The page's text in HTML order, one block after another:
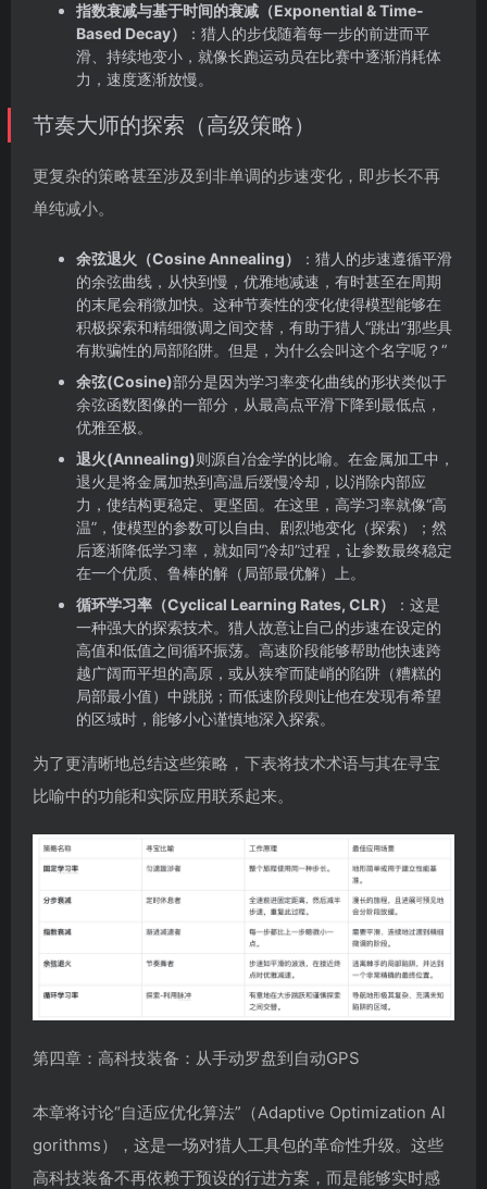
指数衰减与基于时间的衰减（Exponential & Time-
Based Decay）
：猎人的步伐随着每一步的前进而平
滑、持续地变小，就像长跑运动员在比赛中逐渐消耗体
力，速度逐渐放慢。
节奏大师的探索（高级策略）
更复杂的策略甚至涉及到非单调的步速变化，即步长不再
单纯减小。
余弦退火（Cosine Annealing）
：猎人的步速遵循平滑
的余弦曲线，从快到慢，优雅地减速，有时甚至在周期
的末尾会稍微加快。这种节奏性的变化使得模型能够在
积极探索和精细微调之间交替，有助于猎人“跳出”那些具
有欺骗性的局部陷阱。但是，为什么会叫这个名字呢？“
余弦(Cosine)部分是因为学习率变化曲线的形状类似于
余弦函数图像的一部分，从最高点平滑下降到最低点，
优雅至极。
退火(Annealing)则源自冶金学的比喻。在金属加工中，
退火是将金属加热到高温后缓慢冷却，以消除内部应
力，使结构更稳定、更坚固。在这里，高学习率就像“高
温”，使模型的参数可以自由、剧烈地变化（探索）；然
后逐渐降低学习率，就如同“冷却”过程，让参数最终稳定
在一个优质、鲁棒的解（局部最优解）上。
循环学习率（Cyclical Learning Rates, CLR）
：这是
一种强大的探索技术。猎人故意让自己的步速在设定的
高值和低值之间循环振荡。高速阶段能够帮助他快速跨
越广阔而平坦的高原，或从狭窄而陡峭的陷阱（糟糕的
局部最小值）中跳脱；而低速阶段则让他在发现有希望
的区域时，能够小心谨慎地深入探索。
为了更清晰地总结这些策略，下表将技术术语与其在寻宝
比喻中的功能和实际应用联系起来。
第四章：高科技装备：从手动罗盘到自动GPS
本章将讨论“自适应优化算法”（Adaptive Optimization Al
gorithms），这是一场对猎人工具包的革命性升级。这些
高科技装备不再依赖于预设的行进方案，而是能够实时感